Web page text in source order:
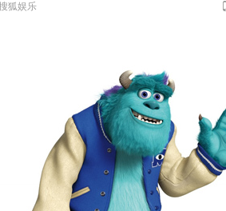
狐娱乐